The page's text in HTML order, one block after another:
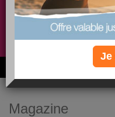
Non, je
6M de personnes ont
Magazine
Je